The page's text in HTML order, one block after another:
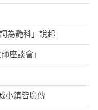
為艷科」說起
座談會」
小鎮皆廣傳